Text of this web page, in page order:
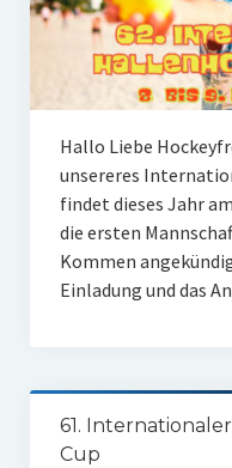
Hallo Liebe
unsereres
findet dieses Jahr
die ersten
Kommen
Einladung und das
61.
Cup